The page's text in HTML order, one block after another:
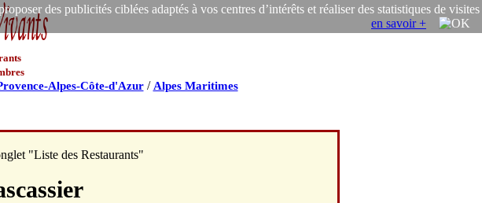
des publicités ciblées adaptés à vos centres d’intérêts et réaliser des statistiques de visites
en savoir +
Alpes-Côte-d'Azur/ Alpes Maritimes
"Liste des Restaurants"